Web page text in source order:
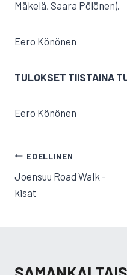
Mäkelä, Saara Pölönen).
Eero Könönen
TULOKSET TIISTAINA
Eero Könönen
ARTIKKELIEN
SELAUS
EDELLINEN
Joensuu Road Walk -
kisat